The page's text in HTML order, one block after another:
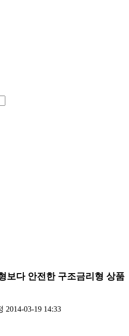
보다 안전한 구조금리형 상품
2014-03-19 14:33